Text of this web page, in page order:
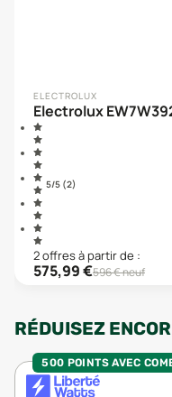
ELECTROLUX
Electrolux
5/5 (2)
2offresà partir de :
575,99€596€ neuf
RÉDUISEZ
500 POINTS AVEC